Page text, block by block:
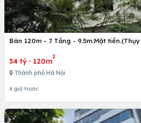
Bán 120m - 7 Tầng - 9.5m.Mặt
34 tỷ · 120m
2
Thành phố Hà Nội
6 giờ trước